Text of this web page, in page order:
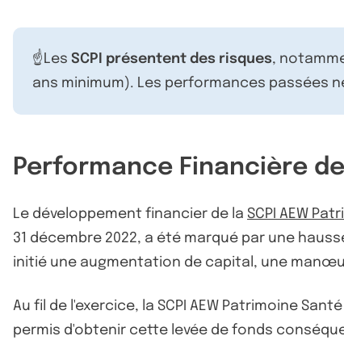
☝️Les SCPI présentent des risques,
ans minimum). Les performances
Performance Financière
Le développement financier de la SCPI AEW
31 décembre 2022, a été marqué par une
initié une augmentation de capital, une
Au fil de l'exercice, la SCPI AEW Patrimoine
permis d'obtenir cette levée de fonds